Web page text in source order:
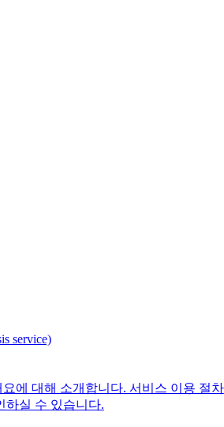
service)
에 대해 소개합니다. 서비스 이용 절차
하실 수 있습니다.